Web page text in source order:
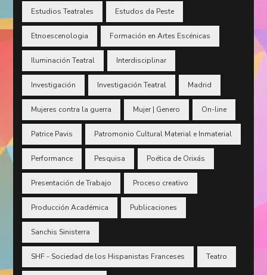
Estudios Teatrales Estudos da Peste
Etnoescenologia Formación en Artes Escénicas
Iluminación Teatral Interdisciplinar
Investigación Investigación Teatral Madrid
Mujeres contra la guerra Mujer | Genero On-line
Patrice Pavis Patromonio Cultural Material e Inmaterial
Performance Pesquisa Poética de Orixás
Presentación de Trabajo Proceso creativo
Producción Académica Publicaciones
Sanchis Sinisterra
SHF - Sociedad de los Hispanistas Franceses Teatro